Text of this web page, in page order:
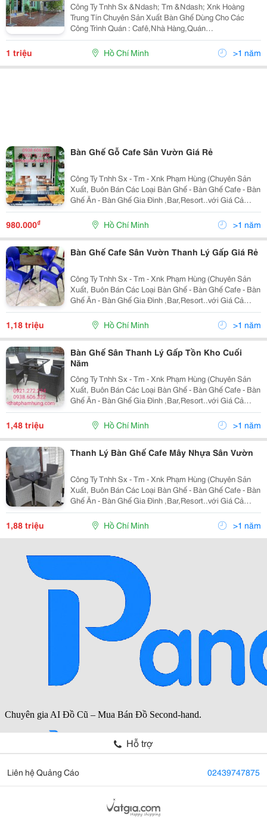
Công Ty Tnhh Sx &Ndash; Tm &Ndash; Xnk Hoàng
Trung Tín Chuyên Sản Xuất Bàn Ghế Dùng Cho Các
Công Trình Quán : Cafê,Nhà Hàng,Quán
Ăn,Bar,Resort&Hellip;Với Giá Cả Cạnh Tranh Của Nhà
Sản Xuất,Nhiều Mẫu Mã Đa Dạng,Bảo Hành 12
Tháng,Vận Chuyển Mi
1 triệu Hồ Chí Minh >1 năm
Bàn Ghế Gỗ Cafe Sân Vườn Giá Rẻ
Công Ty Tnhh Sx - Tm - Xnk Phạm Hùng (Chuyên Sản
Xuất, Buôn Bán Các Loại Bàn Ghế - Bàn Ghế Cafe - Bàn
Ghế Ăn - Bàn Ghế Gia Đình ,Bar,Resort..với Giá Cả
Cạnh Tranh Của Nhà Sản Xuất,Nhiều Mẫu Mã Đa
Dạng,Bảo Hành 12 Tháng,Vận Chuyển Miễn Phí,Uy Tín
980.000₫ Hồ Chí Minh >1 năm
Bàn Ghế Cafe Sân Vườn Thanh Lý Gấp Giá Rẻ
Công Ty Tnhh Sx - Tm - Xnk Phạm Hùng (Chuyên Sản
Xuất, Buôn Bán Các Loại Bàn Ghế - Bàn Ghế Cafe - Bàn
Ghế Ăn - Bàn Ghế Gia Đình ,Bar,Resort..với Giá Cả
Cạnh Tranh Của Nhà Sản Xuất,Nhiều Mẫu Mã Đa
Dạng,Bảo Hành 12 Tháng,Vận Chuyển Miễn Phí,Uy Tín
1,18 triệu Hồ Chí Minh >1 năm
Bàn Ghế Sân Thanh Lý Gấp Tồn Kho Cuối
Năm
Công Ty Tnhh Sx - Tm - Xnk Phạm Hùng (Chuyên Sản
Xuất, Buôn Bán Các Loại Bàn Ghế - Bàn Ghế Cafe - Bàn
Ghế Ăn - Bàn Ghế Gia Đình ,Bar,Resort..với Giá Cả
Cạnh Tranh Của Nhà Sản Xuất,Nhiều Mẫu Mã Đa
Dạng,Bảo Hành 12 Tháng,Vận Chuyển Miễn Phí,Uy Tín
1,48 triệu Hồ Chí Minh >1 năm
Thanh Lý Bàn Ghế Cafe Mây Nhựa Sân Vườn
Công Ty Tnhh Sx - Tm - Xnk Phạm Hùng (Chuyên Sản
Xuất, Buôn Bán Các Loại Bàn Ghế - Bàn Ghế Cafe - Bàn
Ghế Ăn - Bàn Ghế Gia Đình ,Bar,Resort..với Giá Cả
Cạnh Tranh Của Nhà Sản Xuất,Nhiều Mẫu Mã Đa
Dạng,Bảo Hành 12 Tháng,Vận Chuyển Miễn Phí,Uy Tín
1,88 triệu Hồ Chí Minh >1 năm
Hỗ trợ
Liên hệ Quảng Cáo 02439747875